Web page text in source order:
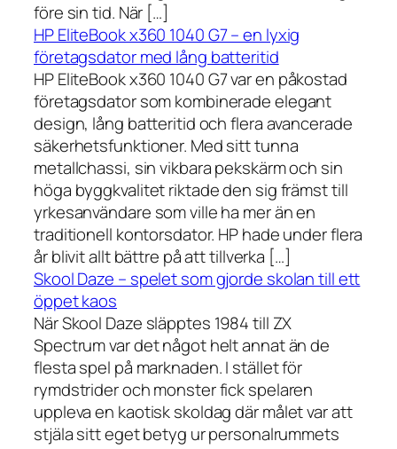
före sin tid. När […]
HP EliteBook x360 1040 G7 – en lyxig
företagsdator med lång batteritid
HP EliteBook x360 1040 G7 var en påkostad
företagsdator som kombinerade elegant
design, lång batteritid och flera avancerade
säkerhetsfunktioner. Med sitt tunna
metallchassi, sin vikbara pekskärm och sin
höga byggkvalitet riktade den sig främst till
yrkesanvändare som ville ha mer än en
traditionell kontorsdator. HP hade under flera
år blivit allt bättre på att tillverka […]
Skool Daze – spelet som gjorde skolan till ett
öppet kaos
När Skool Daze släpptes 1984 till ZX
Spectrum var det något helt annat än de
flesta spel på marknaden. I stället för
rymdstrider och monster fick spelaren
uppleva en kaotisk skoldag där målet var att
stjäla sitt eget betyg ur personalrummets